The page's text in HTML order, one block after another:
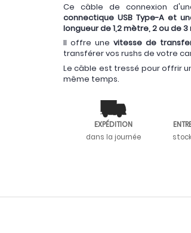
Ce câble de connexion
connectique USB Type-A et
longueur de 1,2 mètre, 2 ou de
Il offre unevitesse de
transférer vos rushs de votre
Le câble est tressé pour offrir
même temps.
EXPÉDITION
dans la journée